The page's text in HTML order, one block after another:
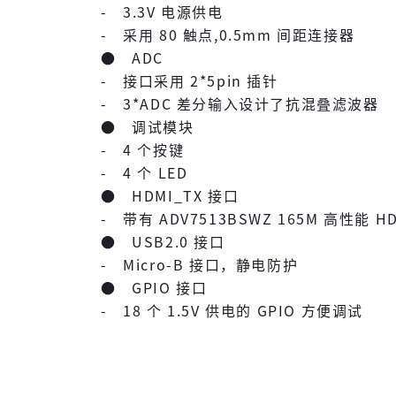
- 3.3V 电源供电
- 采用 80 触点,0.5mm 间距连接器
● ADC
- 接口采用 2*5pin 插针
- 3*ADC 差分输入设计了抗混叠滤波器
● 调试模块
- 4 个按键
- 4 个 LED
● HDMI_TX 接口
- 带有 ADV7513BSWZ 165M 高性能
● USB2.0 接口
- Micro-B 接口，静电防护
● GPIO 接口
- 18 个 1.5V 供电的 GPIO 方便调试